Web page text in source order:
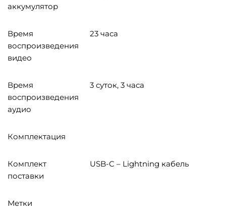
аккумулятор
Время
воспроизведения
видео
23 часа
Время
воспроизведения
аудио
3 суток, 3 часа
Комплектация
Комплект
поставки
USB-C – Lightning кабель
Метки